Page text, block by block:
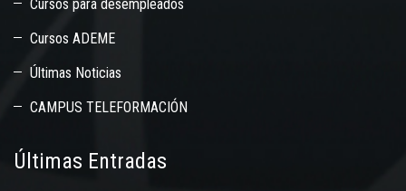
Cursos para desempleados
Cursos ADEME
Últimas Noticias
CAMPUS TELEFORMACIÓN
Últimas Entradas